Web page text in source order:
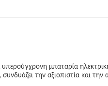
μπαταρία
την αξιοπιστία και την